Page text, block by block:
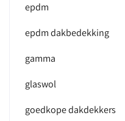
epdm
epdm dakbedekking
gamma
glaswol
goedkope dakdekkers